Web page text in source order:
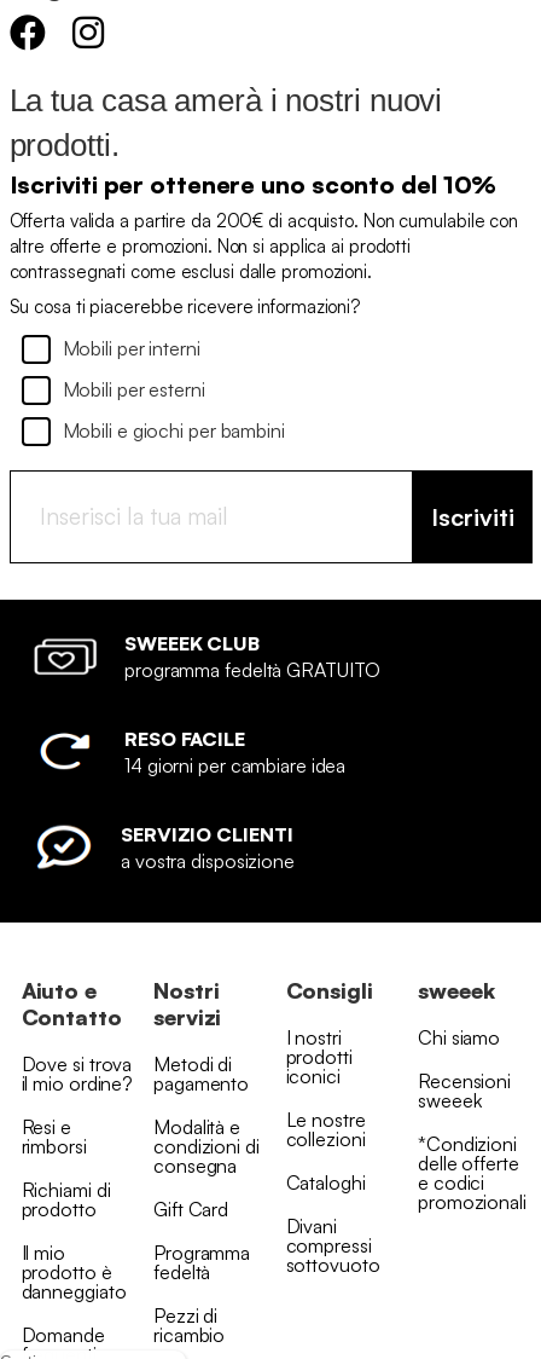
La tua casa amerà i nostri nuovi
prodotti.
Iscriviti per ottenere uno sconto del 10%
Offerta valida a partire da 200€ di acquisto. Non cumulabile con
altre offerte e promozioni. Non si applica ai prodotti
contrassegnati come esclusi dalle promozioni.
Su cosa ti piacerebbe ricevere informazioni?
Mobili per interni
Mobili per esterni
Mobili e giochi per bambini
Iscriviti
SWEEEK CLUB
programma fedeltà GRATUITO
RESO FACILE
14 giorni per cambiare idea
SERVIZIO CLIENTI
a vostra disposizione
Aiuto e
Contatto
Dove si trova
il mio ordine?
Resi e
rimborsi
Richiami di
prodotto
Il mio
prodotto è
danneggiato
Domande
Nostri
servizi
Metodi di
pagamento
Modalità e
condizioni di
consegna
Gift Card
Programma
fedeltà
Pezzi di
ricambio
Consigli
I nostri
prodotti
iconici
Le nostre
collezioni
Cataloghi
Divani
compressi
sottovuoto
sweeek
Chi siamo
Recensioni
sweeek
*Condizioni
delle offerte
e codici
promozionali